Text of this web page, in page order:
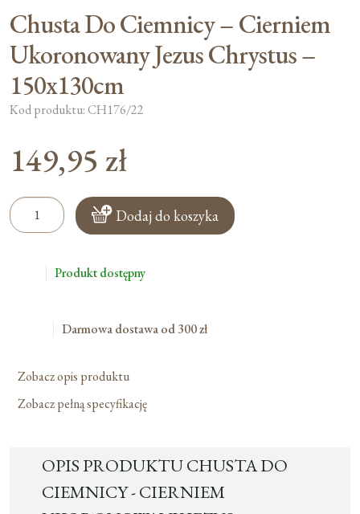
Chusta Do Ciemnicy – Cierniem
Ukoronowany Jezus Chrystus –
150x130cm
Kod produktu: CH176/22
149,95 zł
ilość
Chusta
Ciemnicy
Ukoronowany
150x130cm
Dodaj do koszyka
Produkt dostępny
Darmowa dostawa od 300 zł
Zobacz opis produktu
Zobacz pełną specyfikację
OPIS PRODUKTU CHUSTA DO
CIEMNICY - CIERNIEM